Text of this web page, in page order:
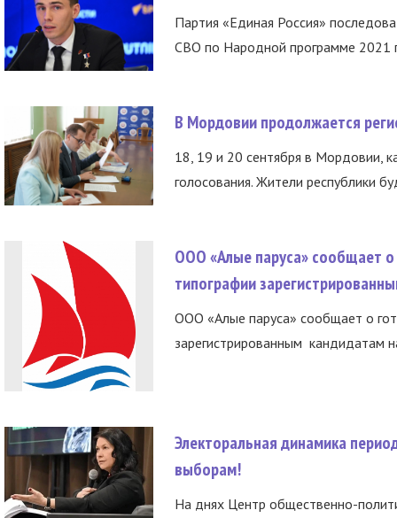
Партия «Единая Россия»
СВО по Народной программе 2021
В Мордовии продолжается
18, 19 и 20 сентября в Мордовии,
голосования. Жители республики
ООО «Алые паруса» сообщает о
типографии
ООО «Алые паруса» сообщает о
зарегистрированным кандидатам
Электоральная динамика
выборам!
На днях Центр общественно-